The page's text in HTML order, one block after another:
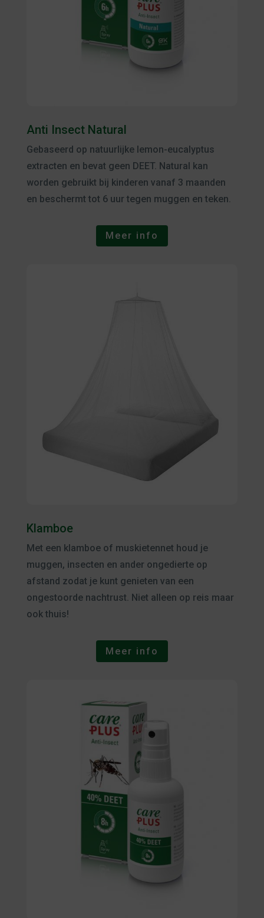
Anti Insect Natural
Gebaseerd op natuurlijke lemon-eucalyptus
extracten en bevat geen DEET. Natural kan
worden gebruikt bij kinderen vanaf 3 maanden
en beschermt tot 6 uur tegen muggen en teken.
Meer info
Klamboe
Met een klamboe of muskietennet houd je
muggen, insecten en ander ongedierte op
afstand zodat je kunt genieten van een
ongestoorde nachtrust. Niet alleen op reis maar
ook thuis!
Meer info